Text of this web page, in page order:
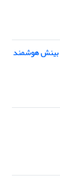
بینش هوشمند